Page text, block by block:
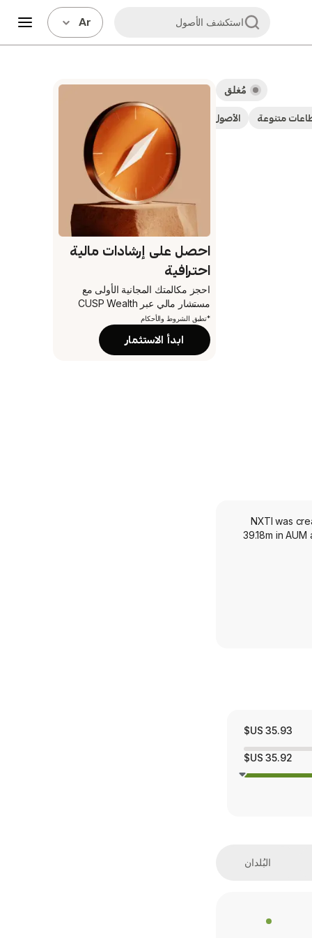
استكشف الأصول Ar
متنوعة الأصول الصغيرة المُدارة صناديق استثمارية
مُغلق
NXTI was
39.18m in
35.93 US$
35.92 US$
البُلدان
احصل على إرشادات مالية
احترافية
احجز مكالمتك المجانية الأولى مع
مستشار مالي عبر CUSP Wealth
*تطبق الشروط والأحكام
ابدأ الاستثمار